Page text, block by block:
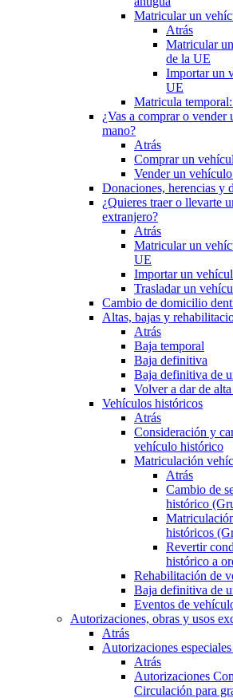
Matricular un
Atrás
Matricular
de la UE
Importar un
UE
Matricula
¿Vas a comprar o vender
mano?
Atrás
Comprar un
Vender un
Donaciones, herencias y
¿Quieres traer o llevarte
extranjero?
Atrás
Matricular un
UE
Importar un
Trasladar un
Cambio de domicilio
Altas, bajas y
Atrás
Baja temporal
Baja definitiva
Baja definitiva de
Volver a dar de
Vehículos históricos
Atrás
Consideración y
vehículo histórico
Matriculación
Atrás
Cambio de
histórico
históricos
Revertir
histórico a
Rehabilitación de
Baja definitiva de
Eventos de
Autorizaciones, obras y usos
Atrás
Autorizaciones
Atrás
Autorizaciones
Circulación para